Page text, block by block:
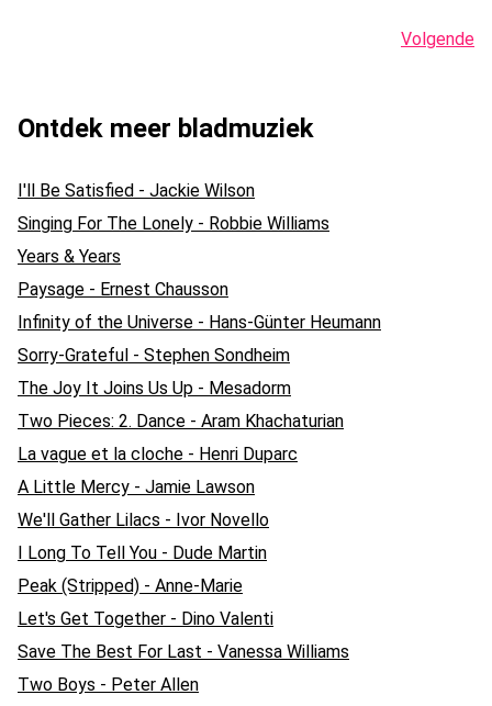
Volgende
Ontdek meer bladmuziek
I'll Be Satisfied - Jackie Wilson
Singing For The Lonely - Robbie Williams
Years & Years
Paysage - Ernest Chausson
Infinity of the Universe - Hans-Günter Heumann
Sorry-Grateful - Stephen Sondheim
The Joy It Joins Us Up - Mesadorm
Two Pieces: 2. Dance - Aram Khachaturian
La vague et la cloche - Henri Duparc
A Little Mercy - Jamie Lawson
We'll Gather Lilacs - Ivor Novello
I Long To Tell You - Dude Martin
Peak (Stripped) - Anne-Marie
Let's Get Together - Dino Valenti
Save The Best For Last - Vanessa Williams
Two Boys - Peter Allen